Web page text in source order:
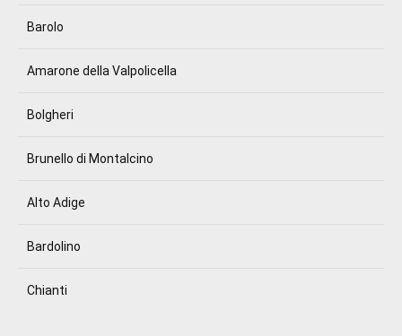
Barolo
Amarone della Valpolicella
Bolgheri
Brunello di Montalcino
Alto Adige
Bardolino
Chianti